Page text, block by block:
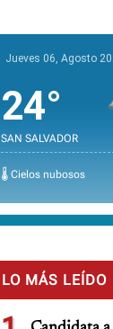
Jueves 06, Agosto
24°
SAN SALVADOR
🌡️ Cielos nubosos
LO MÁS LEÍDO